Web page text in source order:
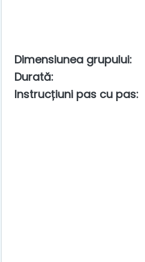
Dimensiunea grupului:
Durată:
Instrucțiuni pas cu pas: